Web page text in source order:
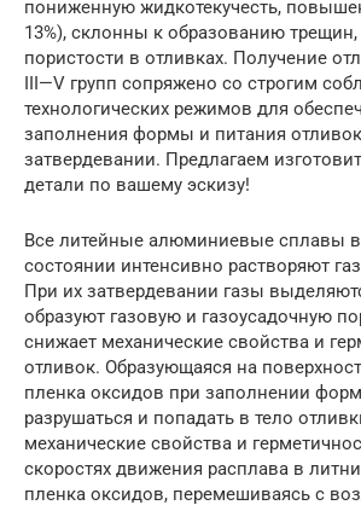
пониженную жидкотекучесть,
13%), склонны к образованию
пористости в отливках. Получение
III—V групп сопряжено со строгим
технологических режимов для
заполнения формы и питания
затвердевании. Предлагаем
детали по вашему эскизу!
Все литейные алюминиевые сплавы
состоянии интенсивно растворяют
При их затвердевании газы
образуют газовую и газоусадочную
снижает механические свойства и
отливок. Образующаяся на
пленка оксидов при заполнении
разрушаться и попадать в тело
механические свойства и
скоростях движения расплава в
пленка оксидов, перемешиваясь с